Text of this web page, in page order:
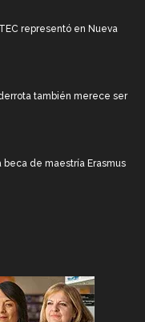
representó en Nueva
también merece ser
de maestría Erasmus